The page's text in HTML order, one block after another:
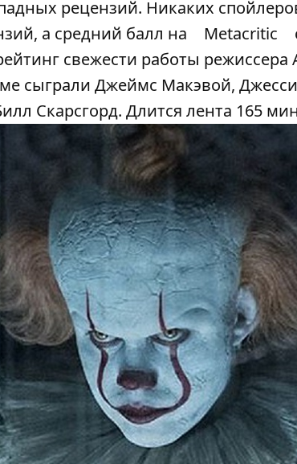
рецензий. Никаких
а средний балл на
Metacritic
свежести работы режиссера
сыграли Джеймс Макэвой,
Скарсгорд. Длится лента 165